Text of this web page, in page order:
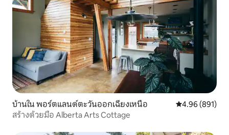
บ้านใน พอร์ตแลนด์ตะวันออกเฉียงเหนือ คะแนนเฉลี่ย
4.96 (891)
สร้างด้วยมือ Alberta Arts Cottage